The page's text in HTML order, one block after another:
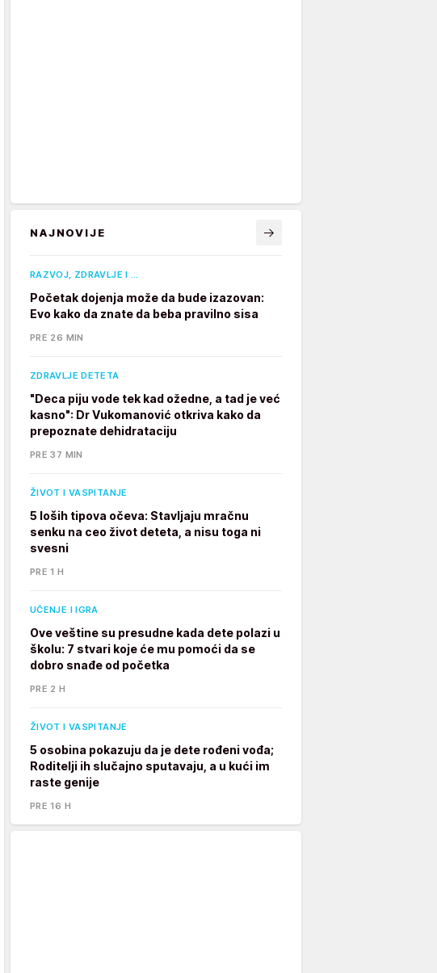
NAJNOVIJE
RAZVOJ, ZDRAVLJE I …
Početak dojenja može da bude izazovan:
Evo kako da znate da beba pravilno sisa
PRE 26 MIN
ZDRAVLJE DETETA
"Deca piju vode tek kad ožedne, a tad je već
kasno": Dr Vukomanović otkriva kako da
prepoznate dehidrataciju
PRE 37 MIN
ŽIVOT I VASPITANJE
5 loših tipova očeva: Stavljaju mračnu
senku na ceo život deteta, a nisu toga ni
svesni
PRE 1 H
UČENJE I IGRA
Ove veštine su presudne kada dete polazi u
školu: 7 stvari koje će mu pomoći da se
dobro snađe od početka
PRE 2 H
ŽIVOT I VASPITANJE
5 osobina pokazuju da je dete rođeni vođa;
Roditelji ih slučajno sputavaju, a u kući im
raste genije
PRE 16 H